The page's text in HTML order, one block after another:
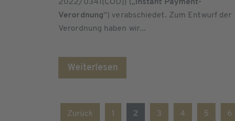
2022/0341(COD)) („ Instant Payment-
Verordnung“) verabschiedet. Zum Entwurf der
Verordnung haben wir...
Weiterlesen
Zurück 1 2 3 4 5 6